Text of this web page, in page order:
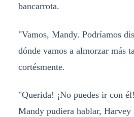
bancarrota.
"Vamos, Mandy. Podríamos
dónde vamos a almorzar más
cortésmente.
"Querida! ¡No puedes ir con
Mandy pudiera hablar,